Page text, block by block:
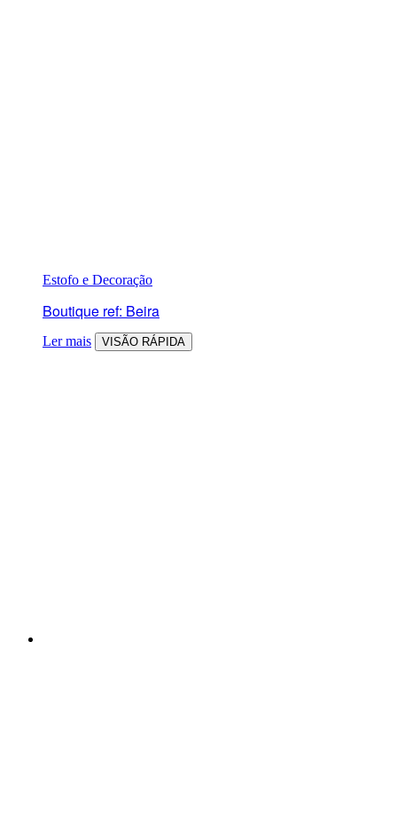
Estofo e Decoração
Boutique ref: Beira
Ler mais VISÃO RÁPIDA